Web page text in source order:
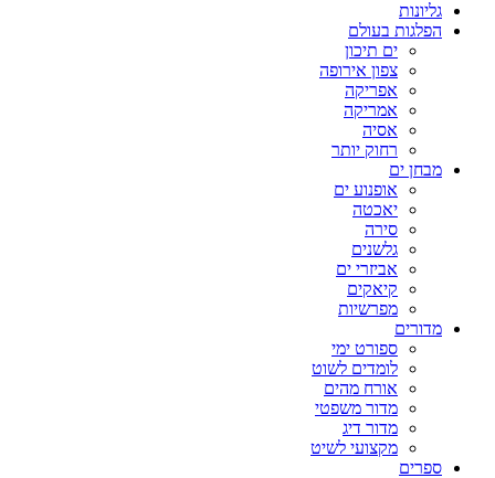
גליונות
הפלגות בעולם
ים תיכון
צפון אירופה
אפריקה
אמריקה
אסיה
רחוק יותר
מבחן ים
אופנוע ים
יאכטה
סירה
גלשנים
אביזרי ים
קיאקים
מפרשיות
מדורים
ספורט ימי
לומדים לשוט
אורח מהים
מדור משפטי
מדור דיג
מקצועי לשיט
ספרים